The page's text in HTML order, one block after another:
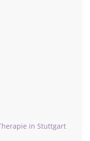
in Stuttgart